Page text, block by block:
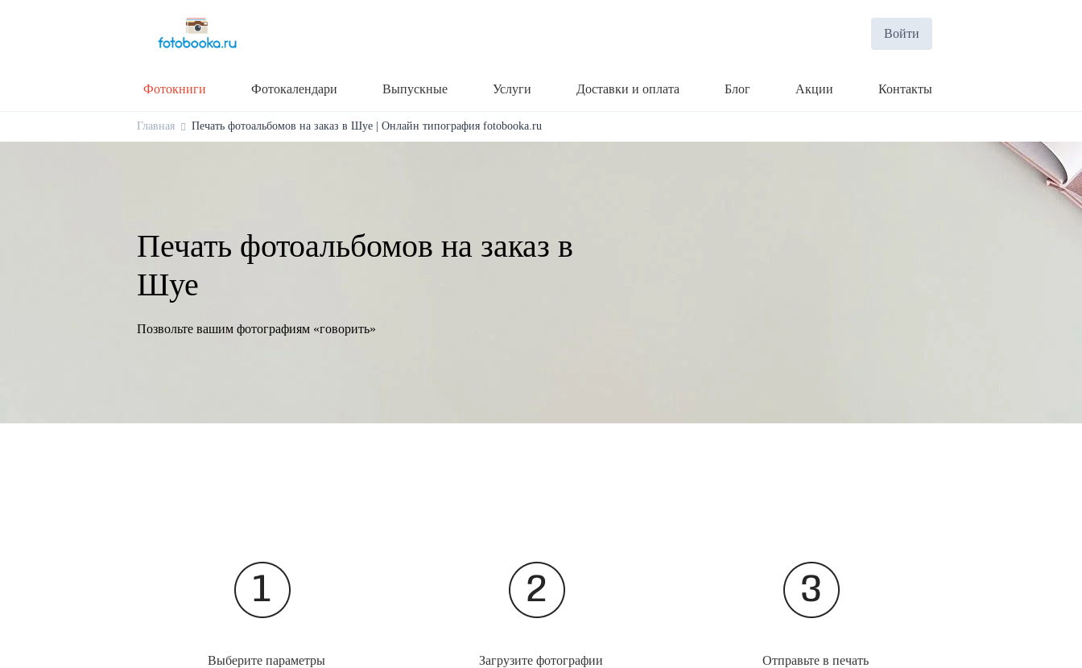
Войти
Фотокниги Фотокалендари Выпускные Услуги Доставки и оплата Блог Акции Контакты
Главная Печать фотоальбомов на заказ в Шуе | Онлайн типография fotobooka.ru
Печать фотоальбомов на заказ в
Шуе
Позвольте вашим фотографиям «говорить»
Выберите параметры Загрузите фотографии Отправьте в печать